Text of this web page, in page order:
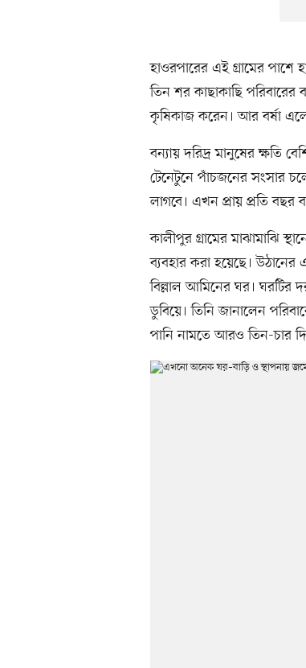
হাওরপারের এই গ্রামের
তিন শর কাছাকাছি
কৃষিকাজ করেন। আর বর্ষা
বন্যায় দরিদ্র মানুষের ক্ষতি
টেনেটুনে পাঁচজনের সংসার
লাগবে। এখন প্রায় প্রতি বছর
কালীপুর গ্রামের মাঝামাঝি
ব্যবহার করা হয়েছে। উঠানের
বিল্লাল আমিনের ঘর। ঘরটির
ডুবিয়ে। তিনি জানালেন
পানি নামতে আরও তিন-চার